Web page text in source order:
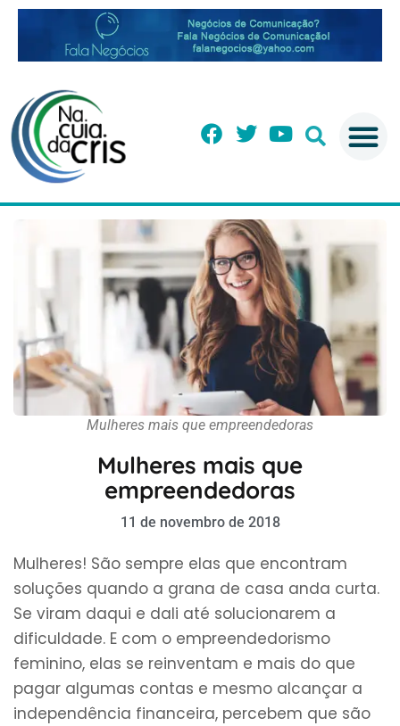
Mulheres mais que empreendedoras
Mulheres mais que
empreendedoras
11 de novembro de 2018
Mulheres! São sempre elas que encontram
soluções quando a grana de casa anda curta.
Se viram daqui e dali até solucionarem a
dificuldade. E com o empreendedorismo
feminino, elas se reinventam e mais do que
pagar algumas contas e mesmo alcançar a
independência financeira, percebem que são